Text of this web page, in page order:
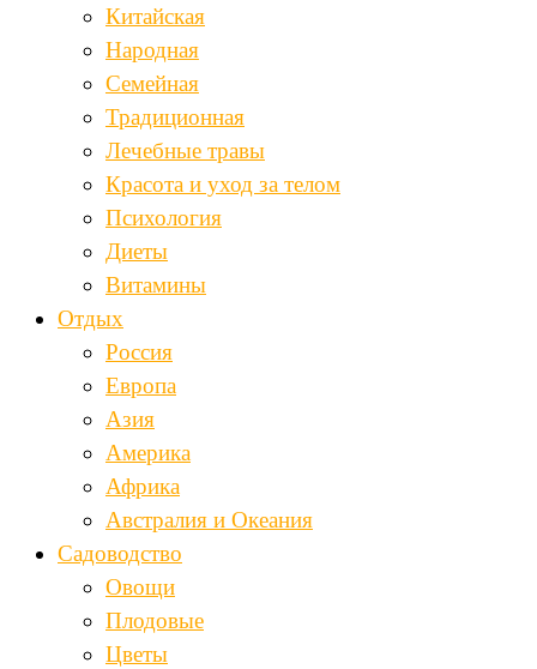
Китайская
Народная
Семейная
Традиционная
Лечебные травы
Красота и уход за телом
Психология
Диеты
Витамины
Отдых
Россия
Европа
Азия
Америка
Африка
Австралия и Океания
Садоводство
Овощи
Плодовые
Цветы